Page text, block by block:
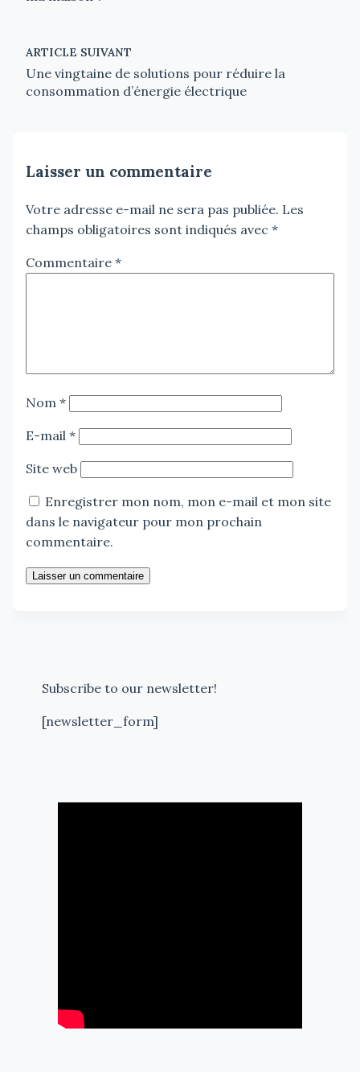
ARTICLE SUIVANT
Une vingtaine de solutions pour réduire la
consommation d’énergie électrique
Laisser un commentaire
Votre adresse e-mail ne sera pas publiée. Les
champs obligatoires sont indiqués avec *
Commentaire *
Nom *
E-mail *
Site web
Enregistrer mon nom, mon e-mail et mon site
dans le navigateur pour mon prochain
commentaire.
Laisser un commentaire
Subscribe to our newsletter!
[newsletter_form]